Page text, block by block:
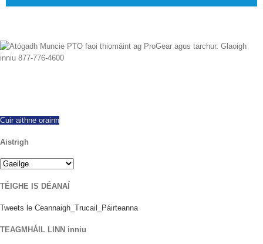
Cuir aithne orainn
Aistrigh
TÉIGHE IS DÉANAÍ
Tweets le Ceannaigh_Trucail_Páirteanna
TEAGMHÁIL LINN inniu